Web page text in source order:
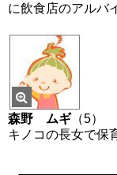
に飲食店のアルバ
森野 ムギ（5）
キノコの長女で保